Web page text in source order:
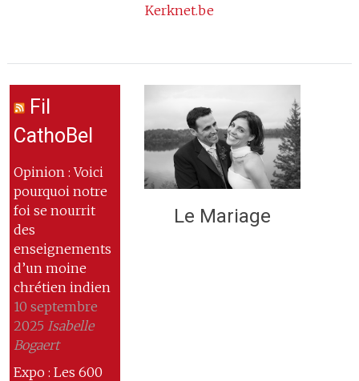
Kerknet.be
Fil
CathoBel
Opinion : Voici
pourquoi notre
foi se nourrit
des
enseignements
d’un moine
chrétien indien
10 septembre
2025 Isabelle
Bogaert
Expo : Les 600
Le Mariage